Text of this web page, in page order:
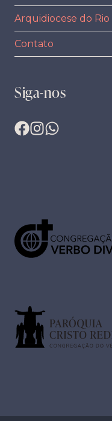
Arquidiocese do
Contato
Siga-nos